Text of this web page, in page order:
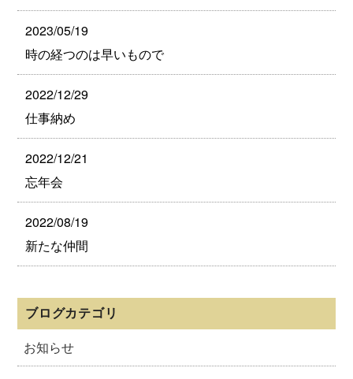
2023/05/19
時の経つのは早いもので
2022/12/29
仕事納め
2022/12/21
忘年会
2022/08/19
新たな仲間
ブログカテゴリ
お知らせ